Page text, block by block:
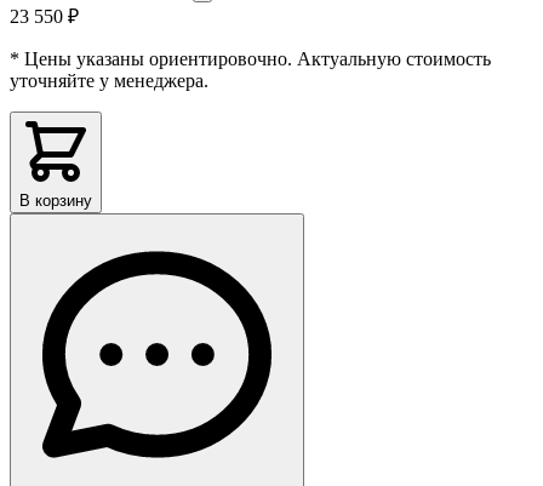
23 550 ₽
* Цены указаны ориентировочно. Актуальную стоимость
уточняйте у менеджера.
В корзину